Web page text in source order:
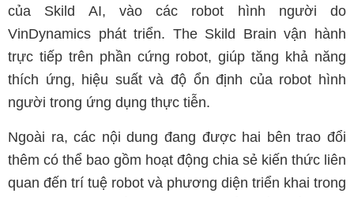
của Skild AI, vào các robot hình người do
VinDynamics phát triển. The Skild Brain vận hành
trực tiếp trên phần cứng robot, giúp tăng khả năng
thích ứng, hiệu suất và độ ổn định của robot hình
người trong ứng dụng thực tiễn.
Ngoài ra, các nội dung đang được hai bên trao đổi
thêm có thể bao gồm hoạt động chia sẻ kiến thức liên
quan đến trí tuệ robot và phương diện triển khai trong